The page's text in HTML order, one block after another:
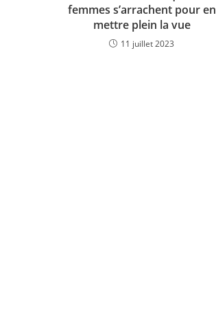
femmes s’arrachent pour en
mettre plein la vue
11 juillet 2023